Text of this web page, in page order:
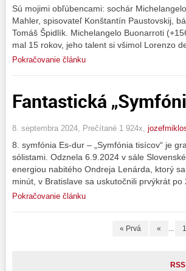
Sú mojimi obľúbencami: sochár
Mahler, spisovateľ Konštantín Paustovskij,
Tomáš Špidlík. Michelangelo Buonarroti
mal 15 rokov, jeho talent si všimol Lorenzo
Pokračovanie článku
Fantastická
8. septembra 2024, Prečítané 1 924x,
8. symfónia Es-dur – „Symfónia tisícov“ je
sólistami. Odznela 6.9.2024 v sále
energiou nabitého Ondreja Lenárda, ktorý
minút, v Bratislave sa uskutočnili prvýkrát
Pokračovanie článku
« Prvá « ...
RSS